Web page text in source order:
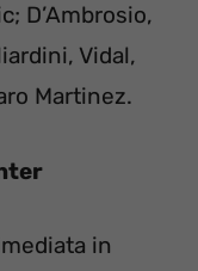
D’Ambrosio,
Vidal,
Martinez.
in